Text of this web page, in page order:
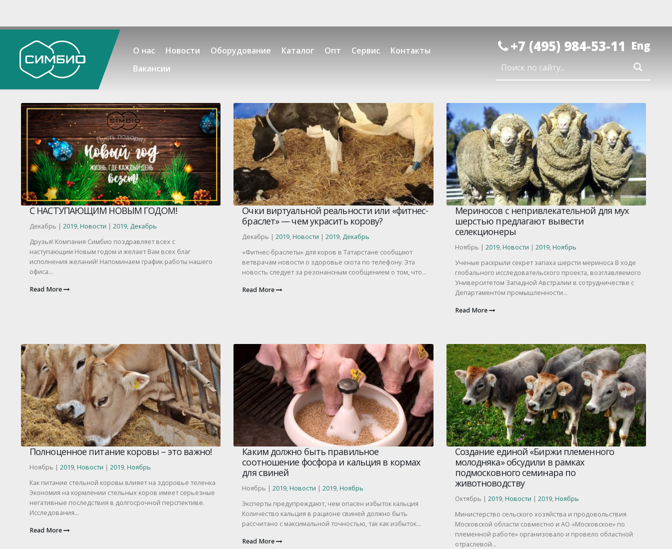
О нас Новости Оборудование Каталог Опт Сервис
Контакты
Вакансии
+7 (495) 984-53-11 Eng
С НАСТУПАЮЩИМ НОВЫМ ГОДОМ!
Декабрь | 2019,Новости | 2019, Декабрь
Друзья! Компания Симбио поздравляет всех с
наступающим Новым годом и желает Вам всех благ
исполнения желаний! Напоминаем график работы нашего
офиса...
Read More
Очки виртуальной реальности или «фитнес-
браслет» — чем украсить корову?
Декабрь |2019,Новости |2019, Декабрь
«Фитнес-браслеты» для коров в Татарстане сообщают
ветврачам новости о здоровье скота по телефону. Эта
новость следует за резонансным сообщением о том, что...
Read More
Мериносов с непривлекательной для мух
шерстью предлагают вывести
селекционеры
Ноябрь | 2019,Новости | 2019,Ноябрь
Ученые раскрыли секрет запаха шерсти мериноса В ходе
глобального исследовательского проекта, возглавляемого
Университетом Западной Австралии в сотрудничестве с
Департаментом промышленности...
Read More
Полноценное питание коровы – это важно!
Ноябрь | 2019,Новости | 2019,Ноябрь
Как питание стельной коровы влияет на здоровье теленка
Экономия на кормлении стельных коров имеет серьезные
негативные последствия в долгосрочной перспективе.
Исследования...
Read More
Каким должно быть правильное
соотношение фосфора и кальция в кормах
для свиней
Ноябрь |2019,Новости |2019,Ноябрь
Эксперты предупреждают, чем опасен избыток кальция
Количество кальция в рационе свиней должно быть
рассчитано с максимальной точностью, так как избыток...
Read More
Создание единой «Биржи племенного
молодняка» обсудили в рамках
подмосковного семинара по
животноводству
Октябрь | 2019,Новости | 2019,Ноябрь
Министерство сельского хозяйства и продовольствия
Московской области совместно и АО «Московское» по
племенной работе» организовало и провело областной
отраслевой...